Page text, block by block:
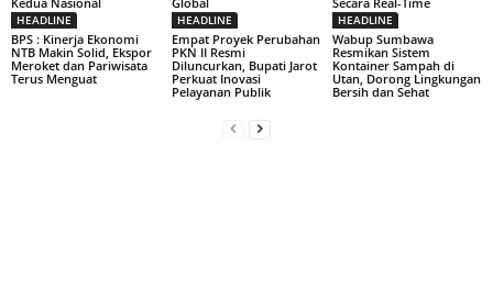
HEADLINE
BPS : Kinerja Ekonomi
NTB Makin Solid, Ekspor
Meroket dan Pariwisata
Terus Menguat
HEADLINE
Empat Proyek Perubahan
PKN II Resmi
Diluncurkan, Bupati Jarot
Perkuat Inovasi
Pelayanan Publik
HEADLINE
Wabup Sumbawa
Resmikan Sistem
Kontainer Sampah di
Utan, Dorong Lingkungan
Bersih dan Sehat